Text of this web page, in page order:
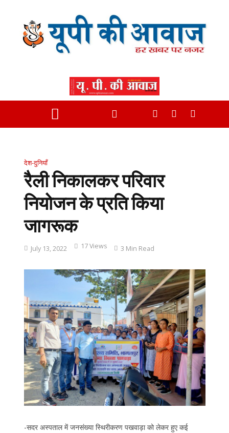
देश-दुनियाँ
रैली निकालकर परिवार
नियोजन के प्रति किया
जागरूक
July 13, 2022 17 Views 3 Min Read
-सदर अस्पताल में जनसंख्या स्थिरीकरण पखवाड़ा को लेकर हुए कई